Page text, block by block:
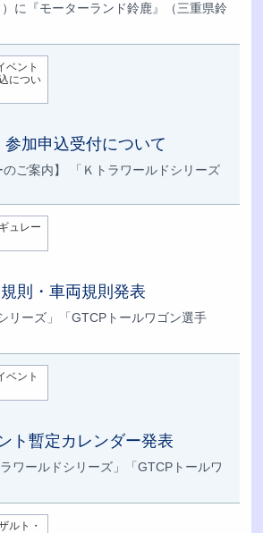
に『モーターランド鈴鹿』（三重県鈴
ベント
につい
加申込受付について
のご案内】 「Ｋトラワールドシリーズ
ュレー
則・車両規則発表
リーズ」「GTCPトールワゴン選手
ベント
ト暫定カレンダー発表
ワールドシリーズ」「GTCPトールワ
ルト・